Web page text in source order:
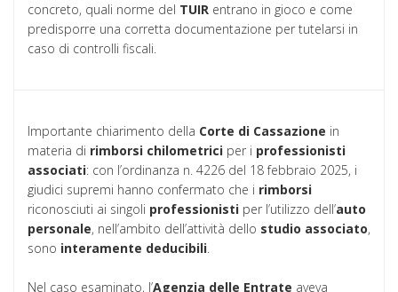
concreto, quali norme del TUIR entrano in gioco e come
predisporre una corretta documentazione per tutelarsi in
caso di controlli fiscali.
Importante chiarimento della Corte di Cassazione in
materia di rimborsi chilometrici per i professionisti
associati: con l’ordinanza n. 4226 del 18 febbraio 2025, i
giudici supremi hanno confermato che i rimborsi
riconosciuti ai singoli professionisti per l’utilizzo dell’auto
personale, nell’ambito dell’attività dello studio associato,
sono interamente deducibili.
Nel caso esaminato, l’Agenzia delle Entrate aveva